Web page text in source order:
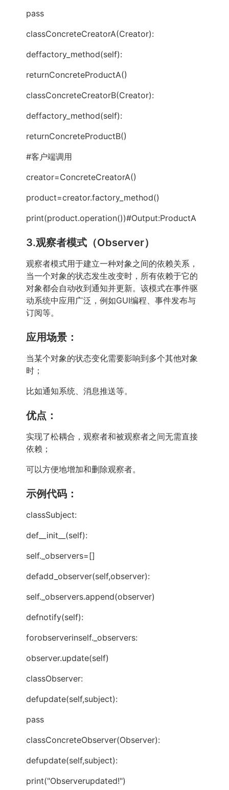
pass
classConcreteCreatorA(Creator):
deffactory_method(self):
returnConcreteProductA()
classConcreteCreatorB(Creator):
deffactory_method(self):
returnConcreteProductB()
#客户端调用
creator=ConcreteCreatorA()
product=creator.factory_method()
print(product.operation())#Output:ProductA
3.观察者模式（Observer）
观察者模式用于建立一种对象之间的依赖关系，
当一个对象的状态发生改变时，所有依赖于它的
对象都会自动收到通知并更新。该模式在事件驱
动系统中应用广泛，例如GUI编程、事件发布与
订阅等。
应用场景：
当某个对象的状态变化需要影响到多个其他对象
时；
比如通知系统、消息推送等。
优点：
实现了松耦合，观察者和被观察者之间无需直接
依赖；
可以方便地增加和删除观察者。
示例代码：
classSubject:
def__init__(self):
self._observers=[]
defadd_observer(self,observer):
self._observers.append(observer)
defnotify(self):
forobserverinself._observers:
observer.update(self)
classObserver:
defupdate(self,subject):
pass
classConcreteObserver(Observer):
defupdate(self,subject):
print("Observerupdated!")